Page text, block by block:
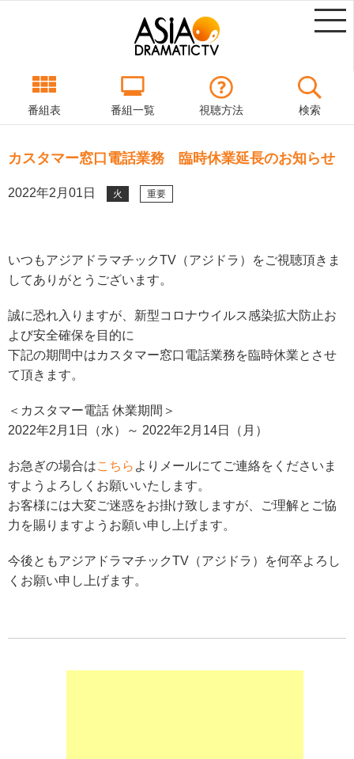
番組表 番組一覧 視聴方法 検索
カスタマー窓口電話業務 臨時休業延長のお知らせ
2022年2月01日 火 重要
いつもアジアドラマチックTV（アジドラ）をご視聴頂きま
してありがとうございます。
誠に恐れ入りますが、新型コロナウイルス感染拡大防止お
よび安全確保を目的に
下記の期間中はカスタマー窓口電話業務を臨時休業とさせ
て頂きます。
＜カスタマー電話 休業期間＞
2022年2月1日（水）～ 2022年2月14日（月）
お急ぎの場合はこちら よりメールにてご連絡をくださいま
すようよろしくお願いいたします。
お客様には大変ご迷惑をお掛け致しますが、ご理解とご協
力を賜りますようお願い申し上げます。
今後ともアジアドラマチックTV（アジドラ）を何卒よろし
くお願い申し上げます。